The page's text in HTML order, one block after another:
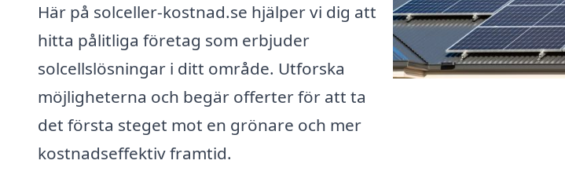
Här på solceller-kostnad.se hjälper vi dig att
hitta pålitliga företag som erbjuder
solcellslösningar i ditt område. Utforska
möjligheterna och begär offerter för att ta
det första steget mot en grönare och mer
kostnadseffektiv framtid.